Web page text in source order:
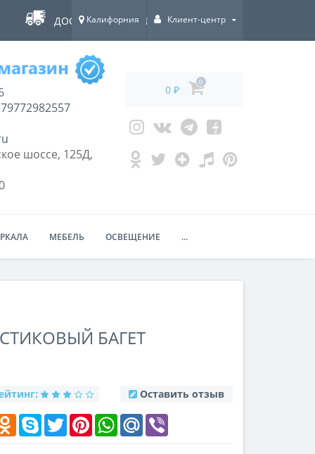
ДОСТАВКА ПО ВСЕЙ РОССИИ!
Калифорния Клиент-центр
шоссе, 125Д,
0 ₽
0
МЕБЕЛЬ ОСВЕЩЕНИЕ ...
БАГЕТ
Оставить отзыв
Odnoklassniki
Skype Twitter PinterestWhatsAppMail.Ru